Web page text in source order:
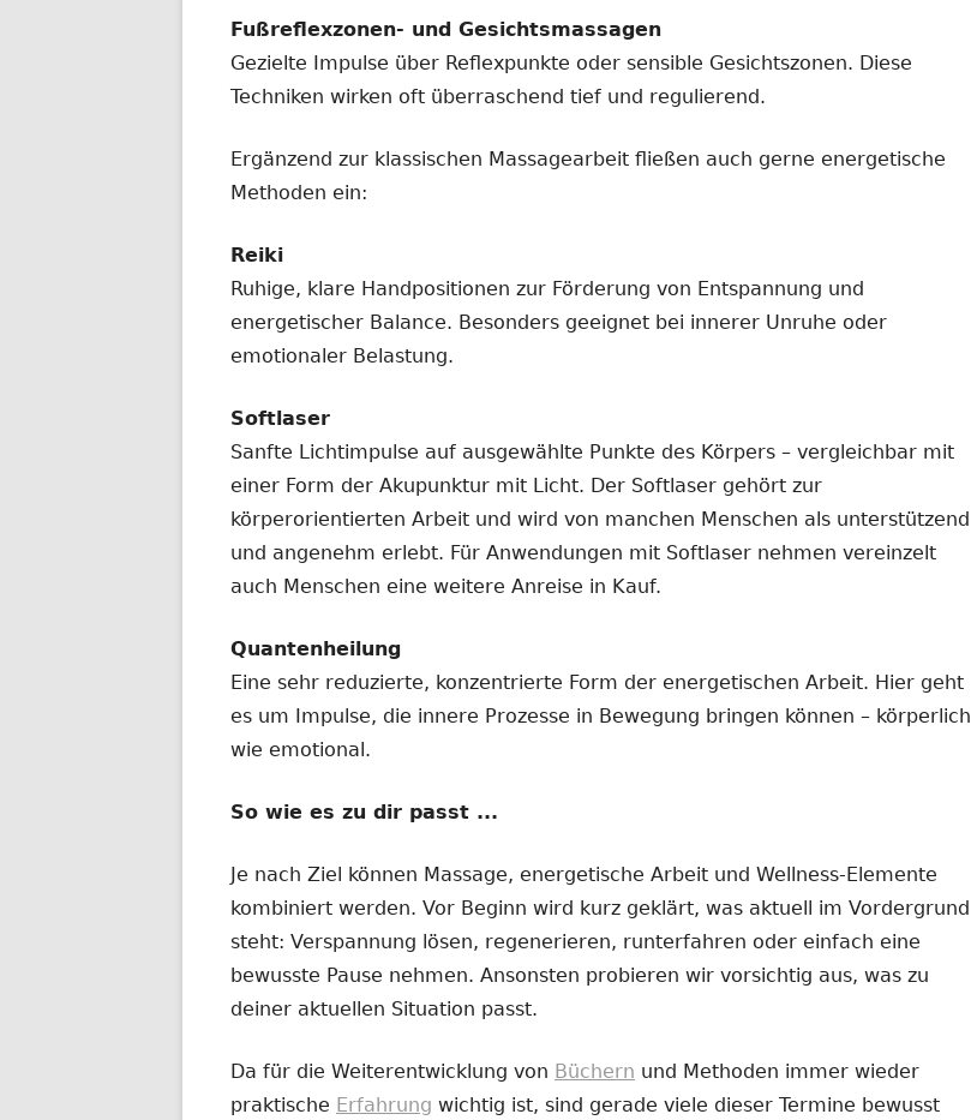
Fußreflexzonen- und Gesichtsmassagen
Gezielte Impulse über Reflexpunkte oder sensible Gesichtszonen. Diese
Techniken wirken oft überraschend tief und regulierend.
Ergänzend zur klassischen Massagearbeit fließen auch gerne energetische
Methoden ein:
Reiki
Ruhige, klare Handpositionen zur Förderung von Entspannung und
energetischer Balance. Besonders geeignet bei innerer Unruhe oder
emotionaler Belastung.
Softlaser
Sanfte Lichtimpulse auf ausgewählte Punkte des Körpers – vergleichbar mit
einer Form der Akupunktur mit Licht. Der Softlaser gehört zur
körperorientierten Arbeit und wird von manchen Menschen als unterstützend
und angenehm erlebt. Für Anwendungen mit Softlaser nehmen vereinzelt
auch Menschen eine weitere Anreise in Kauf.
Quantenheilung
Eine sehr reduzierte, konzentrierte Form der energetischen Arbeit. Hier geht
es um Impulse, die innere Prozesse in Bewegung bringen können – körperlich
wie emotional.
So wie es zu dir passt ...
Je nach Ziel können Massage, energetische Arbeit und Wellness-Elemente
kombiniert werden. Vor Beginn wird kurz geklärt, was aktuell im Vordergrund
steht: Verspannung lösen, regenerieren, runterfahren oder einfach eine
bewusste Pause nehmen. Ansonsten probieren wir vorsichtig aus, was zu
deiner aktuellen Situation passt.
Da für die Weiterentwicklung von Büchern und Methoden immer wieder
praktische Erfahrung wichtig ist, sind gerade viele dieser Termine bewusst